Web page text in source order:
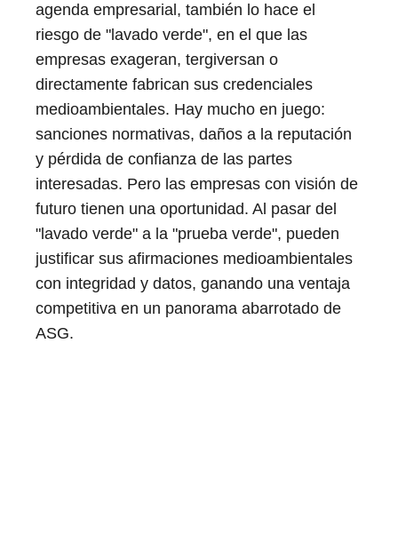
agenda empresarial, también lo hace el
riesgo de "lavado verde", en el que las
empresas exageran, tergiversan o
directamente fabrican sus credenciales
medioambientales. Hay mucho en juego:
sanciones normativas, daños a la reputación
y pérdida de confianza de las partes
interesadas. Pero las empresas con visión de
futuro tienen una oportunidad. Al pasar del
"lavado verde" a la "prueba verde", pueden
justificar sus afirmaciones medioambientales
con integridad y datos, ganando una ventaja
competitiva en un panorama abarrotado de
ASG.